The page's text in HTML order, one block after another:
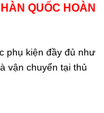
QUỐC HOÀN
phụ kiện đầy đủ như
vận chuyển tại thủ